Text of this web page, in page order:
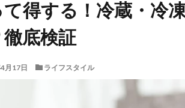
得する！冷蔵・冷
底検証
月17日 ライフスタイル